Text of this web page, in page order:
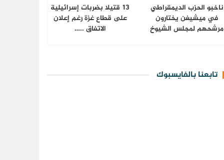
ناخبو الحزب الديمقراطي
في ميشيغن يختارون
مرشحهم لمجلس الشيوخ
13 قتيلا بضربات إسرائيلية
على قطاع غزة رغم إعلان
الاتفاق ..…
تابعنا بالفايسبوك